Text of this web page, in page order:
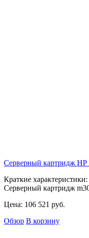
Серверный картридж HP
Краткие характеристики:
Серверный картридж
Цена: 106 521 руб.
Обзор В корзину